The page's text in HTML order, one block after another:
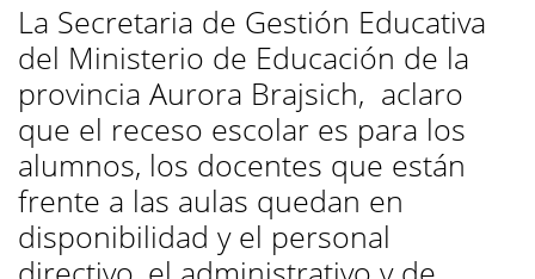
La Secretaria de Gestión Educativa
del Ministerio de Educación de la
provincia Aurora Brajsich, aclaro
que el receso escolar es para los
alumnos, los docentes que están
frente a las aulas quedan en
disponibilidad y el personal